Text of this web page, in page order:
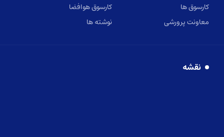
کارسوق ها
کارسوق هوافضا
معاونت پرورشی
نوشته ها
نقشه